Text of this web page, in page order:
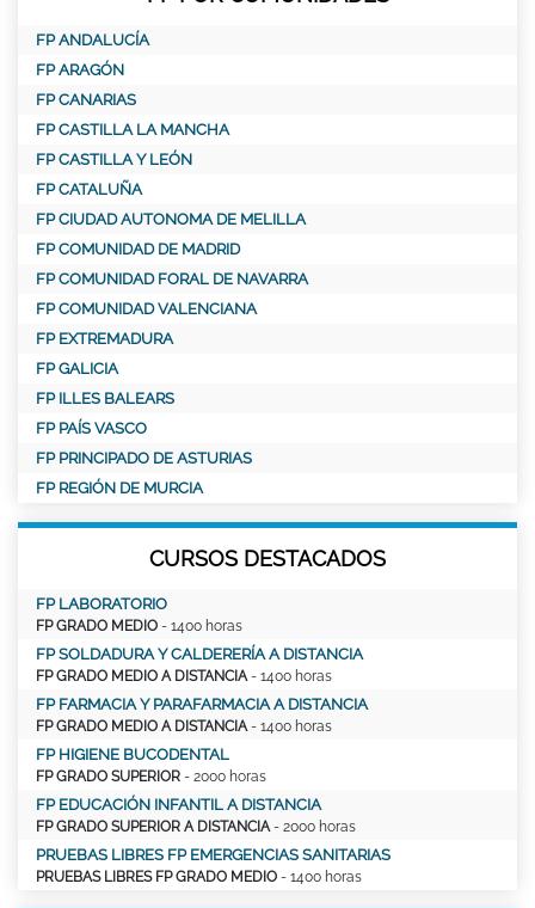
FP ANDALUCÍA
FP ARAGÓN
FP CANARIAS
FP CASTILLA LA MANCHA
FP CASTILLA Y LEÓN
FP CATALUÑA
FP CIUDAD AUTONOMA DE MELILLA
FP COMUNIDAD DE MADRID
FP COMUNIDAD FORAL DE NAVARRA
FP COMUNIDAD VALENCIANA
FP EXTREMADURA
FP GALICIA
FP ILLES BALEARS
FP PAÍS VASCO
FP PRINCIPADO DE ASTURIAS
FP REGIÓN DE MURCIA
CURSOS DESTACADOS
FP LABORATORIO
FP GRADO MEDIO - 1400 horas
FP SOLDADURA Y CALDERERÍA A DISTANCIA
FP GRADO MEDIO A DISTANCIA - 1400 horas
FP FARMACIA Y PARAFARMACIA A DISTANCIA
FP GRADO MEDIO A DISTANCIA - 1400 horas
FP HIGIENE BUCODENTAL
FP GRADO SUPERIOR - 2000 horas
FP EDUCACIÓN INFANTIL A DISTANCIA
FP GRADO SUPERIOR A DISTANCIA - 2000 horas
PRUEBAS LIBRES FP EMERGENCIAS SANITARIAS
PRUEBAS LIBRES FP GRADO MEDIO - 1400 horas